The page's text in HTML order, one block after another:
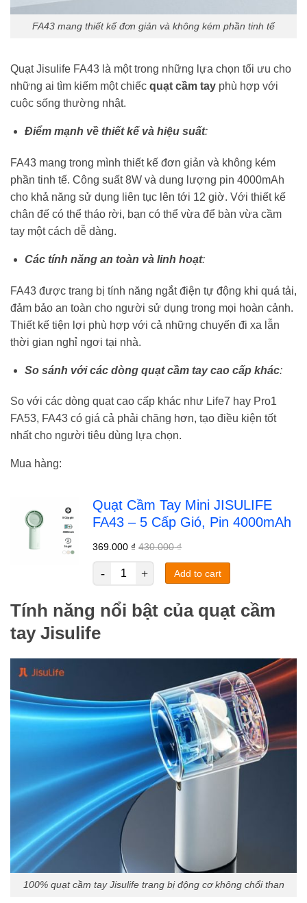
FA43 mang thiết kế đơn giản và không kém phần tinh tế
Quạt Jisulife FA43 là một trong những lựa chọn tối ưu cho
những ai tìm kiếm một chiếc quạt cầm tay phù hợp với
cuộc sống thường nhật.
Điểm mạnh về thiết kế và hiệu suất:
FA43 mang trong mình thiết kế đơn giản và không kém
phần tinh tế. Công suất 8W và dung lượng pin 4000mAh
cho khả năng sử dụng liên tục lên tới 12 giờ. Với thiết kế
chân đế có thể tháo rời, bạn có thể vừa để bàn vừa cầm
tay một cách dễ dàng.
Các tính năng an toàn và linh hoạt:
FA43 được trang bị tính năng ngắt điện tự động khi quá tải,
đảm bảo an toàn cho người sử dụng trong mọi hoàn cảnh.
Thiết kế tiện lợi phù hợp với cả những chuyến đi xa lẫn
thời gian nghỉ ngơi tại nhà.
So sánh với các dòng quạt cầm tay cao cấp khác:
So với các dòng quạt cao cấp khác như Life7 hay Pro1
FA53, FA43 có giá cả phải chăng hơn, tạo điều kiện tốt
nhất cho người tiêu dùng lựa chọn.
Mua hàng:
Quạt Cầm Tay Mini JISULIFE
FA43 – 5 Cấp Gió, Pin 4000mAh
369.000 ₫ 430.000 ₫
Add to cart
Tính năng nổi bật của quạt cầm
tay Jisulife
100% quạt cầm tay Jisulife trang bị động cơ không chổi than